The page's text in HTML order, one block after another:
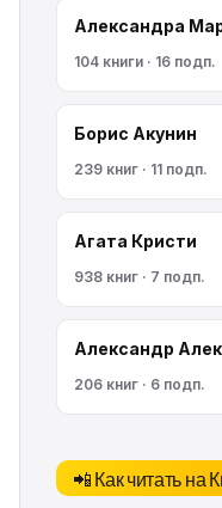
Александра
104 книги · 16 подп.
Борис Акунин
239 книг · 11 подп.
Агата Кристи
938 книг · 7 подп.
Александр
206 книг · 6 подп.
📲 Как читать на